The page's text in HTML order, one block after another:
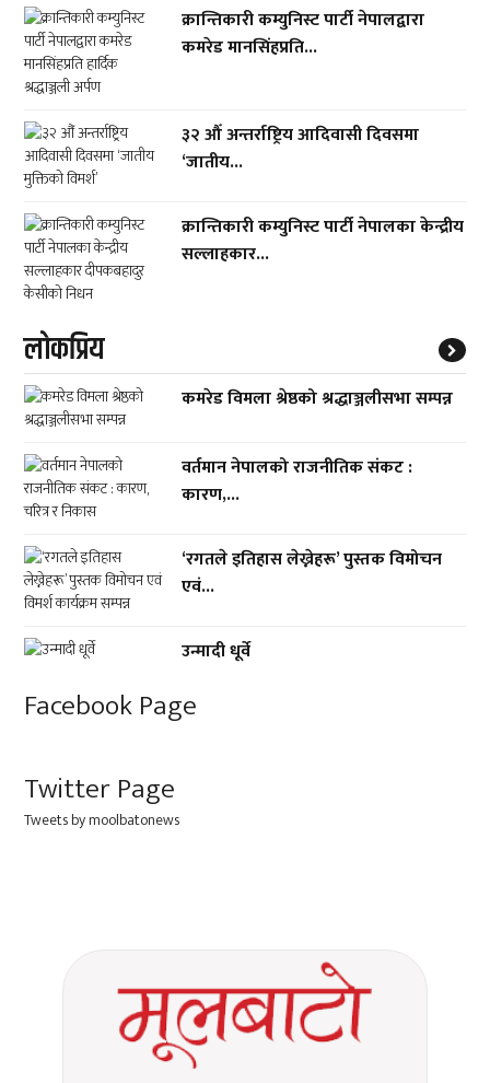
क्रान्तिकारी कम्युनिस्ट पार्टी नेपालद्वारा
कमरेड मानसिंहप्रति...
३२ औँ अन्तर्राष्ट्रिय आदिवासी दिवसमा
‘जातीय...
क्रान्तिकारी कम्युनिस्ट पार्टी नेपालका केन्द्रीय
सल्लाहकार...
लाेकप्रिय
कमरेड विमला श्रेष्ठको श्रद्धाञ्जलीसभा सम्पन्न
वर्तमान नेपालको राजनीतिक संकट :
कारण,...
‘रगतले इतिहास लेख्नेहरू’ पुस्तक विमोचन
एवं...
उन्मादी धूर्वे
Facebook Page
Twitter Page
Tweets by moolbatonews